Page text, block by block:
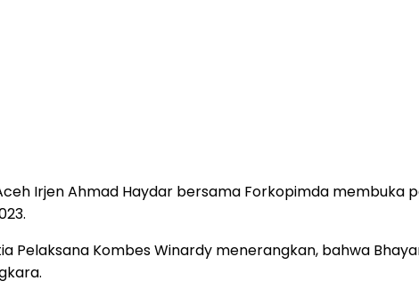
Irjen Ahmad Haydar bersama Forkopimda membuka
Pelaksana Kombes Winardy menerangkan, bahwa